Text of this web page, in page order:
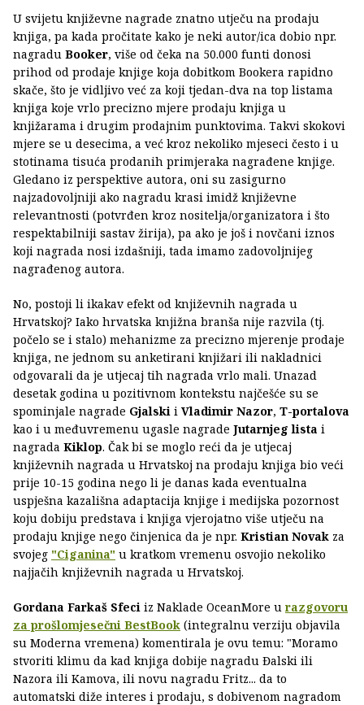
U svijetu književne nagrade znatno utječu na prodaju
knjiga, pa kada pročitate kako je neki autor/ica dobio npr.
nagradu Booker, više od čeka na 50.000 funti donosi
prihod od prodaje knjige koja dobitkom Bookera rapidno
skače, što je vidljivo već za koji tjedan-dva na top listama
knjiga koje vrlo precizno mjere prodaju knjiga u
knjižarama i drugim prodajnim punktovima. Takvi skokovi
mjere se u desecima, a već kroz nekoliko mjeseci često i u
stotinama tisuća prodanih primjeraka nagrađene knjige.
Gledano iz perspektive autora, oni su zasigurno
najzadovoljniji ako nagradu krasi imidž književne
relevantnosti (potvrđen kroz nositelja/organizatora i što
respektabilniji sastav žirija), pa ako je još i novčani iznos
koji nagrada nosi izdašniji, tada imamo zadovoljnijeg
nagrađenog autora.
No, postoji li ikakav efekt od književnih nagrada u
Hrvatskoj? Iako hrvatska knjižna branša nije razvila (tj.
počelo se i stalo) mehanizme za precizno mjerenje prodaje
knjiga, ne jednom su anketirani knjižari ili nakladnici
odgovarali da je utjecaj tih nagrada vrlo mali. Unazad
desetak godina u pozitivnom kontekstu najčešće su se
spominjale nagrade Gjalski i Vladimir Nazor, T-portalova
kao i u međuvremenu ugasle nagrade Jutarnjeg lista i
nagrada Kiklop. Čak bi se moglo reći da je utjecaj
književnih nagrada u Hrvatskoj na prodaju knjiga bio veći
prije 10-15 godina nego li je danas kada eventualna
uspješna kazališna adaptacija knjige i medijska pozornost
koju dobiju predstava i knjiga vjerojatno više utječu na
prodaju knjige nego činjenica da je npr. Kristian Novak za
svojeg "Ciganina" u kratkom vremenu osvojio nekoliko
najjačih književnih nagrada u Hrvatskoj.
Gordana Farkaš Sfeci iz Naklade OceanMore urazgovoru
za prošlomjesečni BestBook (integralnu verziju objavila
su Moderna vremena) komentirala je ovu temu: "Moramo
stvoriti klimu da kad knjiga dobije nagradu Đalski ili
Nazora ili Kamova, ili novu nagradu Fritz... da to
automatski diže interes i prodaju, s dobivenom nagradom